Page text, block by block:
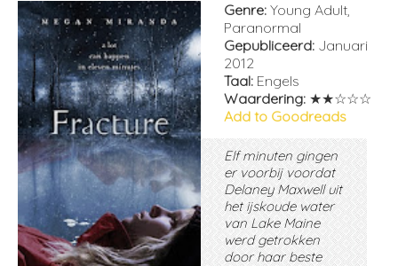
Genre:Young Adult,
Paranormal
Gepubliceerd:Januari
2012
Taal:Engels
Waardering:★★☆☆☆
Add to Goodreads
Elf minuten gingen
er voorbij voordat
Delaney Maxwell uit
het ijskoude water
van Lake Maine
werd getrokken
door haar beste